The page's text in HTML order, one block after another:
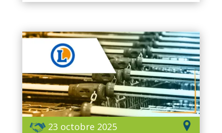
23 octobre 2025